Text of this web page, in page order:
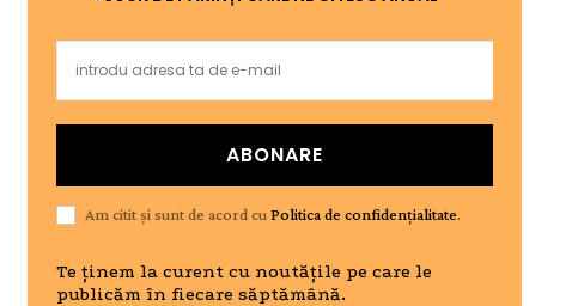
ABONARE
Am citit și sunt de acord cuPolitica de confidențialitate.
Te ținem la curent cu noutățile pe care le
publicăm în fiecare săptămână.